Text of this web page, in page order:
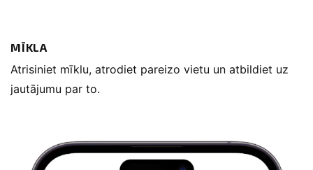
MĪKLA
Atrisiniet mīklu, atrodiet pareizo vietu un atbildiet uz
jautājumu par to.